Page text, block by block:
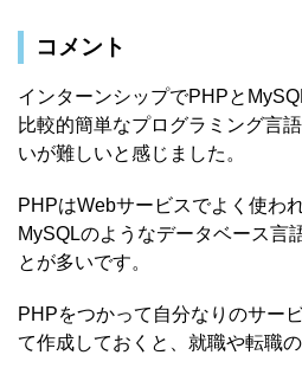
コメント
インターンシップでPHPと
比較的簡単なプログラミング言
いが難しいと感じました。
PHPはWebサービスでよく使わ
MySQLのようなデータベース言
とが多いです。
PHPをつかって自分なりのサー
て作成しておくと、就職や転職